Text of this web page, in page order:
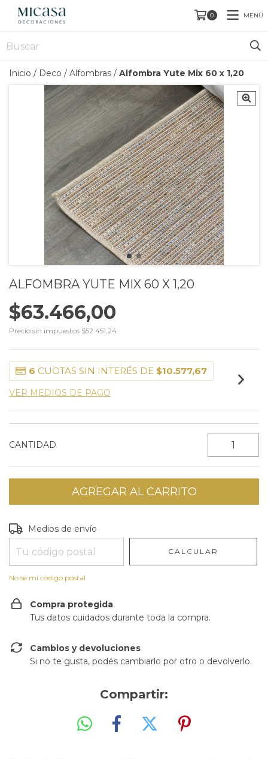
0 MENÚ
Inicio / Deco / Alfombras / Alfombra Yute Mix 60 x 1,20
ALFOMBRA YUTE MIX 60 X 1,20
$63.466,00
Precio sin impuestos $52.451,24
6 CUOTAS SIN INTERÉS DE $10.577,67
VER MEDIOS DE PAGO
CANTIDAD
Entregas para el CP:
Medios de envío
CALCULAR
No sé mi código postal
Compra protegida
Tus datos cuidados durante toda la compra.
Cambios y devoluciones
Si no te gusta, podés cambiarlo por otro o devolverlo.
Compartir: